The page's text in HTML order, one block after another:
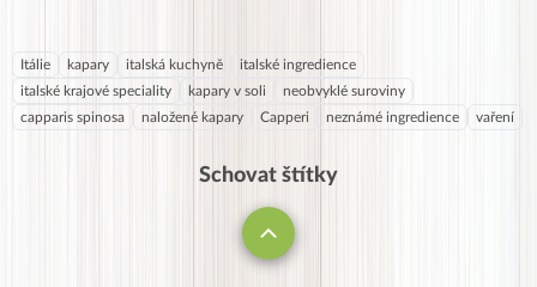
Itálie kapary italská kuchyně
italské ingredience
italské krajové speciality
kapary v soli
neobvyklé suroviny
capparis spinosa
naložené kapary Capperi neznámé ingredience vaření
Schovat štítky